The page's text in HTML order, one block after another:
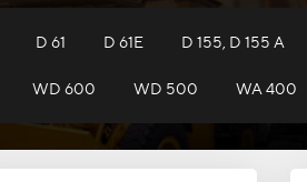
D 61 D 61E D 155, D 155 A
WD 600 WD 500 WA 400